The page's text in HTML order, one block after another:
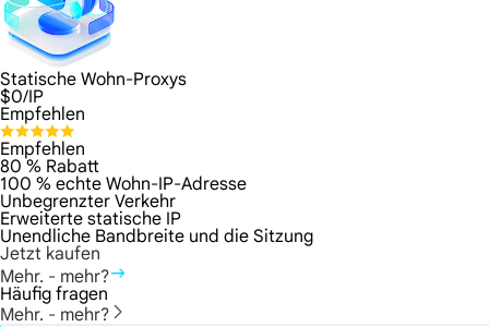
Statische Wohn-Proxys
$0/IP
Empfehlen
Empfehlen
80 % Rabatt
100 % echte Wohn-IP-Adresse
Unbegrenzter Verkehr
Erweiterte statische IP
Unendliche Bandbreite und die Sitzung
Jetzt kaufen
Mehr. - mehr?
Häufig fragen
Mehr. - mehr?